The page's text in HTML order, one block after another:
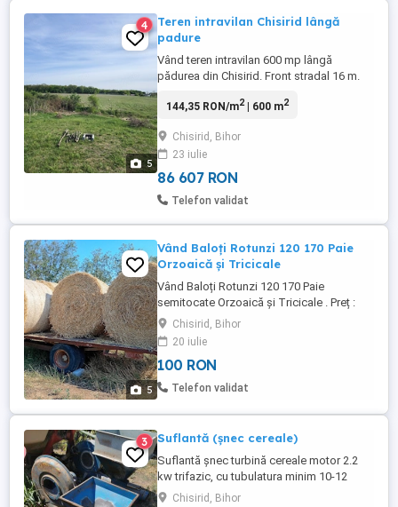
5
4
Teren intravilan Chisirid lângă
padure
Vând teren intravilan 600 mp lângă
pădurea din Chisirid. Front stradal 16 m.
pădurea Chisirid având in spate pășune.
casă si de curent.Mai sunt câteva case in
construcție in zona din care una locuita
permanent. Rețeaua ...
144,35 RON/m2| 600 m2
Chisirid, Bihor
23 iulie
86 607 RON
Telefon validat
5
Vând Baloți Rotunzi 120 170 Paie
Orzoaică și Tricicale
Vând Baloți Rotunzi 120 170 Paie
semitocate Orzoaică și Tricicale . Preț :
100 lei bucata.
Chisirid, Bihor
20 iulie
100 RON
Telefon validat
3 Suflantă (șnec cereale)
Suflantă șnec turbină cereale motor 2.2
kw trifazic, cu tubulatura minim 10-12
metri, fi 150 mm și coturi, în stare bună de
Chisirid, Bihor